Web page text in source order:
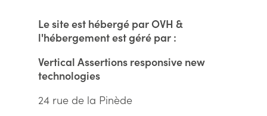
Le site est hébergé par OVH &
l'hébergement est géré par :
Vertical Assertions responsive new
technologies
24 rue de la Pinède